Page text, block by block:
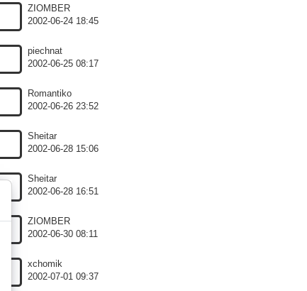
ZIOMBER
2002-06-24 18:45
piechnat
2002-06-25 08:17
Romantiko
2002-06-26 23:52
Sheitar
2002-06-28 15:06
Sheitar
2002-06-28 16:51
ZIOMBER
2002-06-30 08:11
xchomik
2002-07-01 09:37